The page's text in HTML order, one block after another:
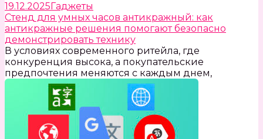
19.12.2025Гаджеты
Стенд для умных часов антикражный: как
антикражные решения помогают безопасно
демонстрировать технику
В условиях современного ритейла, где
конкуренция высока, а покупательские
предпочтения меняются с каждым днем,